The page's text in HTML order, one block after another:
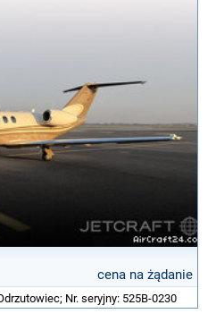
cena na żądanie
Nr. seryjny: 525B-0230